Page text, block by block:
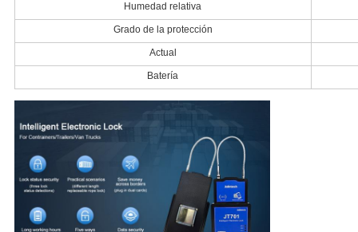
Humedad relativa
Grado de la protección
Actual
Batería